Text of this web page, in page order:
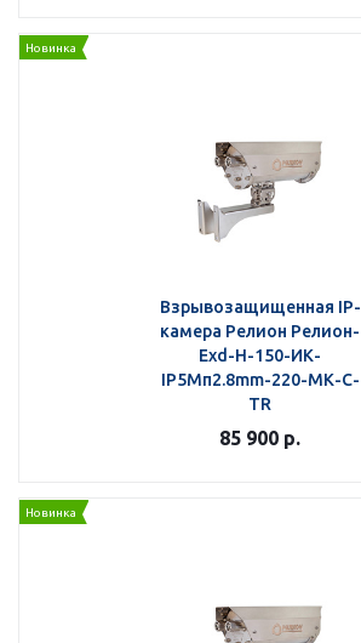
Новинка
Взрывозащищенная IP-
камера Релион Релион-
Exd-Н-150-ИК-
IP5Мп2.8mm-220-МК-С-
TR
85 900 р.
Новинка